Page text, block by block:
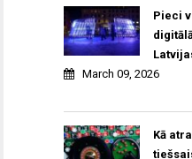
Pieci
March 09, 2026
Kā